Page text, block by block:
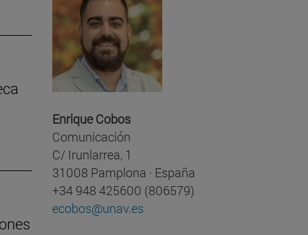
Enrique Cobos
Comunicación
C/ Irunlarrea, 1
31008 Pamplona · España
+34 948 425600 (806579)
ecobos@unav.es